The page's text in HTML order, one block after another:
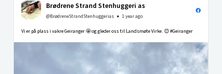
Brødrene Strand Stenhuggeri as
@BrødreneStrandStenhuggerias 1 year ago
Vi er på plass i vakre Geiranger 🤩 og gleder oss til Landsmøte Virke. 😊 #Geiranger